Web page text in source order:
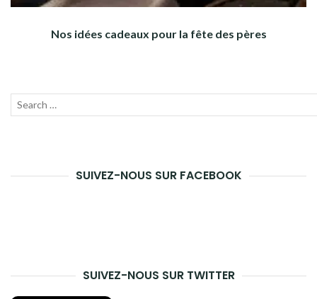
Nos idées cadeaux pour la fête des pères
Recherche
SUIVEZ-NOUS SUR FACEBOOK
SUIVEZ-NOUS SUR TWITTER